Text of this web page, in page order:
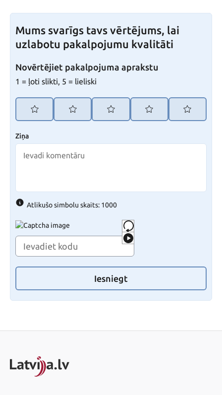
Mums svarīgs tavs vērtējums, lai
uzlabotu pakalpojumu kvalitāti
Novērtējiet pakalpojuma aprakstu
1 = ļoti slikti, 5 = lieliski
Ziņa
Atlikušo simbolu skaits: 1000
Iesniegt